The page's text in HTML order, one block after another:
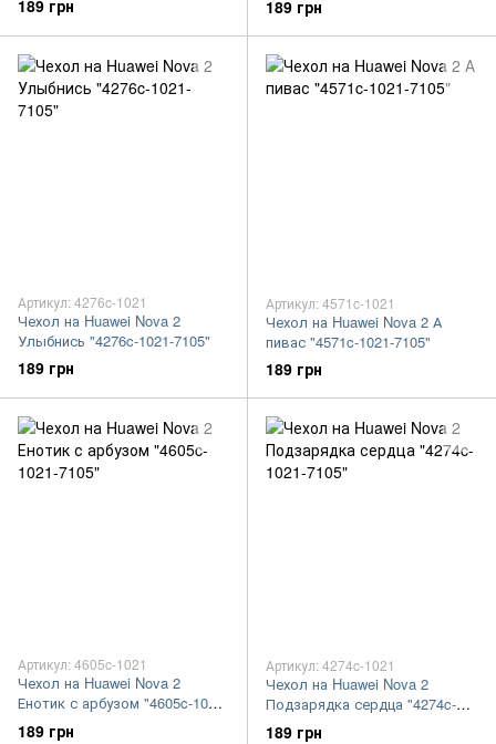
189 грн 189 грн
Артикул: 4276c-1021
Чехол на Huawei Nova 2
Улыбнись "4276c-1021-7105"
189 грн
Артикул: 4571c-1021
Чехол на Huawei Nova 2 А
пивас "4571c-1021-7105"
189 грн
Артикул: 4605c-1021
Чехол на Huawei Nova 2
Енотик с арбузом "4605c-1021-
7105"
189 грн
Артикул: 4274c-1021
Чехол на Huawei Nova 2
Подзарядка сердца "4274c-
1021-7105"
189 грн